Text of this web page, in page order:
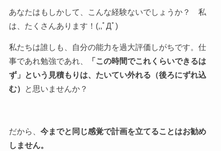
あなたはもしかして、こんな経験ないでしょうか？ 私
は、たくさんあります！(,,ﾟДﾟ)
私たちは誰しも、自分の能力を過大評価しがちです。仕
事であれ勉強であれ、
「この時間でこれくらいできるは
ず」という見積もりは、たいてい外れる（後ろにずれ込
む）
と思いませんか？
だから、 今までと同じ感覚で計画を立てることはお勧め
しません。